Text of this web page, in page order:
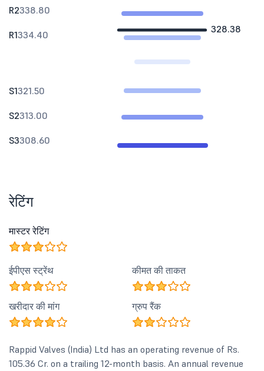
328.38
R2338.80
R1334.40
S1321.50
S2313.00
S3308.60
रेटिंग
मास्टर रेटिंग
ईपीएस स्ट्रेंथ कीमत की ताकत
खरीदार की मांग ग्रुप रैंक
Rappid Valves (India) Ltd has an operating revenue of Rs.
105.36 Cr. on a trailing 12-month basis. An annual revenue